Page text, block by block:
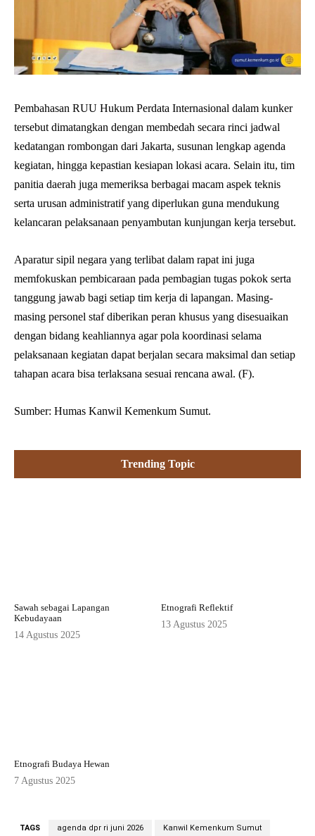
Pembahasan RUU Hukum Perdata Internasional dalam kunker
tersebut dimatangkan dengan membedah secara rinci jadwal
kedatangan rombongan dari Jakarta, susunan lengkap agenda
kegiatan, hingga kepastian kesiapan lokasi acara. Selain itu, tim
panitia daerah juga memeriksa berbagai macam aspek teknis
serta urusan administratif yang diperlukan guna mendukung
kelancaran pelaksanaan penyambutan kunjungan kerja tersebut.
Aparatur sipil negara yang terlibat dalam rapat ini juga
memfokuskan pembicaraan pada pembagian tugas pokok serta
tanggung jawab bagi setiap tim kerja di lapangan. Masing-
masing personel staf diberikan peran khusus yang disesuaikan
dengan bidang keahliannya agar pola koordinasi selama
pelaksanaan kegiatan dapat berjalan secara maksimal dan setiap
tahapan acara bisa terlaksana sesuai rencana awal. (F).
Sumber: Humas Kanwil Kemenkum Sumut.
Trending Topic
Sawah sebagai Lapangan
Kebudayaan
14 Agustus 2025
Etnografi Reflektif
13 Agustus 2025
Etnografi Budaya Hewan
7 Agustus 2025
TAGS agenda dpr ri juni 2026 Kanwil Kemenkum Sumut